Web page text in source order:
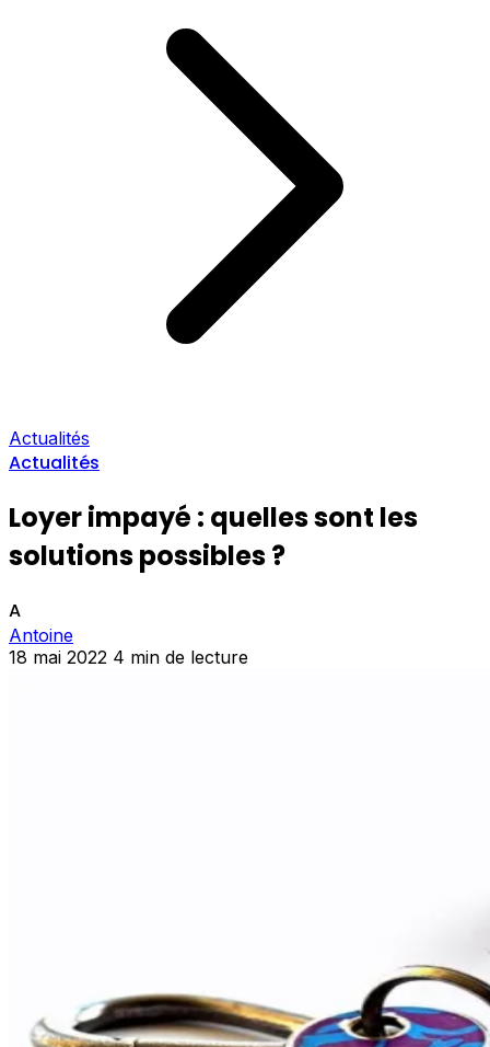
Actualités
Actualités
Loyer impayé : quelles sont les
solutions possibles ?
A
Antoine
18 mai 2022 4 min de lecture